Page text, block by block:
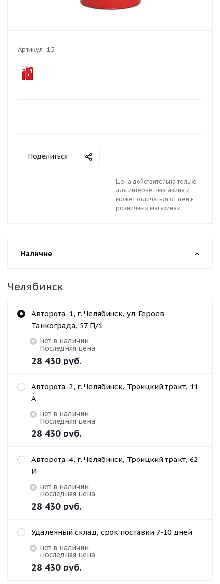
Артикул: 15
Поделиться
Цена действительна только
для интернет-магазина и
может отличаться от цен в
розничных магазинах
Наличие
Челябинск
Авторота-1, г. Челябинск, ул. Героев
Танкограда, 57 П/1
Нет в наличии
Последняя цена
28 430 руб.
Авторота-2, г. Челябинск, Троицкий тракт, 11
А
Нет в наличии
Последняя цена
28 430 руб.
Авторота-4, г. Челябинск, Троицкий тракт, 62
И
Нет в наличии
Последняя цена
28 430 руб.
Удаленный склад, срок поставки 7-10 дней
Нет в наличии
Последняя цена
28 430 руб.